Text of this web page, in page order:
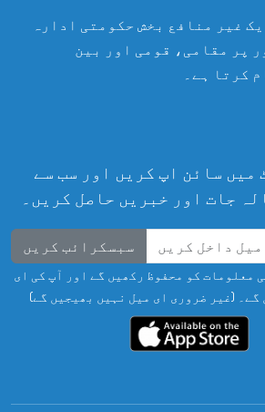
غیر منافع بخش حکومتی ادارہ
پر مقامی، قومی اور بین
کرتا ہے۔
میں سائن اپ کریں اور سب سے
جات اور خبریں حاصل کریں۔
سبسکرائب کریں
معلومات کو محفوظ رکھیں گے اور آپ کی ای
گے۔ (غیر ضروری ای میل نہیں بھیجیں گے)